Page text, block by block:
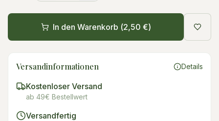
In den Warenkorb (2,50 €)
Versandinformationen Details
Kostenloser Versand
ab 49€ Bestellwert
Versandfertig